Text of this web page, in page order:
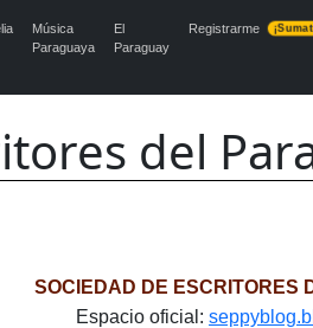
Música
Paraguaya
El
Paraguay
Registrarme
del
SOCIEDAD DE ESCRITORES
Espacio oficial: